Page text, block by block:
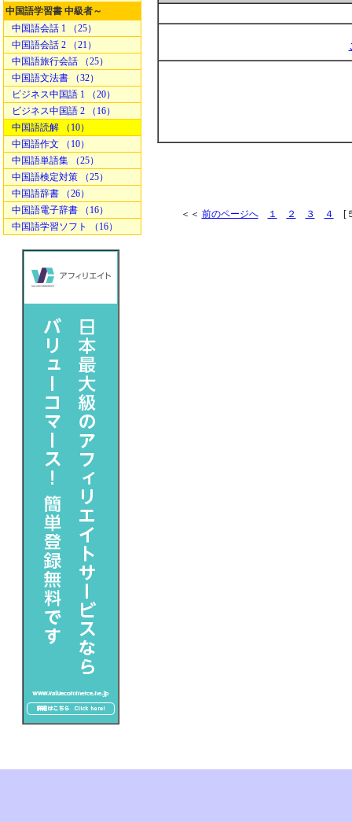
中国語学習書 中級者～
中国語会話 1 （25）
中国語会話 2 （21）
中国語旅行会話 （25）
中国語文法書 （32）
ビジネス中国語 1 （20）
ビジネス中国語 2 （16）
中国語読解 （10）
中国語作文 （10）
中国語単語集 （25）
中国語検定対策 （25）
中国語辞書 （26）
中国語電子辞書 （16）
中国語学習ソフト （16）
＜＜ 前のページへ １ ２ ３ ４ [